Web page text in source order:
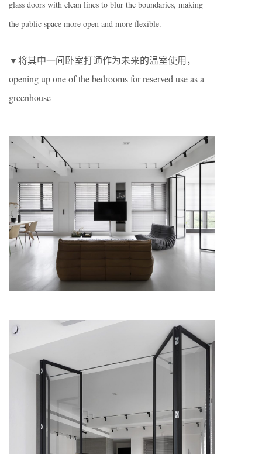
glass doors with clean lines to blur the boundaries, making
the public space more open and more flexible.
▼将其中一间卧室打通作为未来的温室使用，
opening up one of the bedrooms for reserved use as a
greenhouse